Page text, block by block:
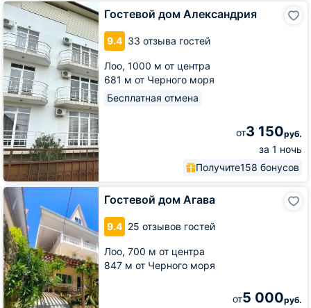
Гостевой дом Александрия
9.4 33 отзыва гостей
Лоо, 1000 м от центра
681 м от Черного моря
Бесплатная отмена
от3 150руб.
за 1 ночь
Получите158 бонусов
Гостевой
дом
Александрия
Гостевой дом Агава
9.4 25 отзывов гостей
Лоо, 700 м от центра
847 м от Черного моря
от5 000руб.
Гостевой
дом
Агава